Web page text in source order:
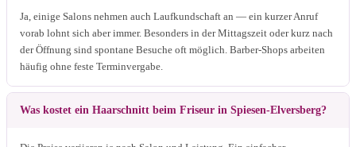
Ja, einige Salons nehmen auch Laufkundschaft an — ein kurzer Anruf
vorab lohnt sich aber immer. Besonders in der Mittagszeit oder kurz nach
der Öffnung sind spontane Besuche oft möglich. Barber-Shops arbeiten
häufig ohne feste Terminvergabe.
Was kostet ein Haarschnitt beim Friseur in Spiesen-Elversberg?